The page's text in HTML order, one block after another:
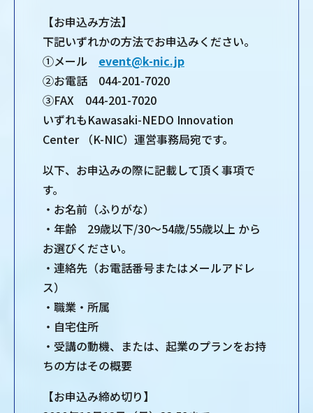
【お申込み方法】
下記いずれかの方法でお申込みください。
①メール event@k-nic.jp
②お電話 044-201-7020
③FAX 044-201-7020
いずれもKawasaki-NEDO Innovation
Center （K-NIC）運営事務局宛です。
以下、お申込みの際に記載して頂く事項で
す。
・お名前（ふりがな）
・年齢 29歳以下/30～54歳/55歳以上 から
お選びください。
・連絡先（お電話番号またはメールアドレ
ス）
・職業・所属
・自宅住所
・受講の動機、または、起業のプランをお持
ちの方はその概要
【お申込み締め切り】